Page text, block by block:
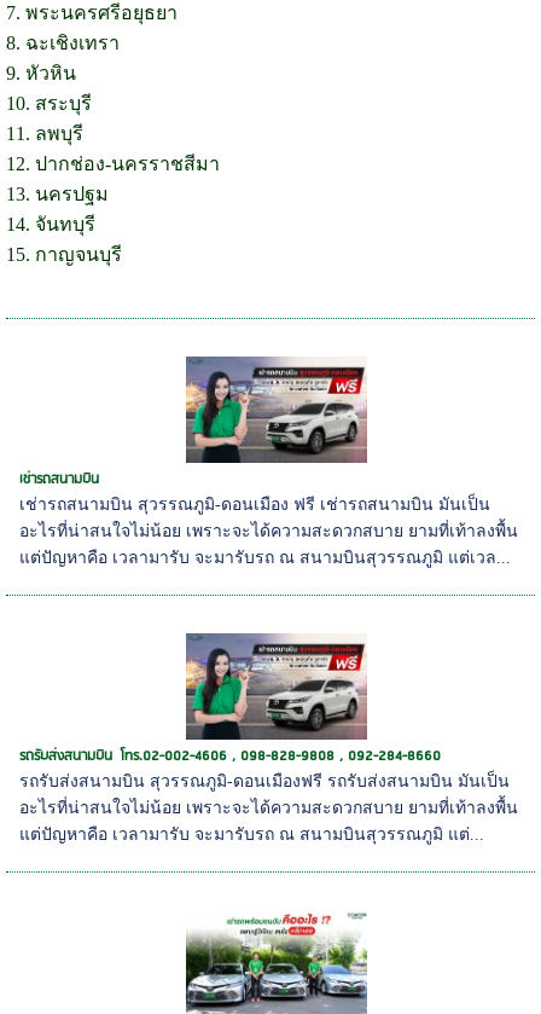
7. พระนครศรีอยุธยา
8. ฉะเชิงเทรา
9. หัวหิน
10. สระบุรี
11. ลพบุรี
12. ปากช่อง-นครราชสีมา
13. นครปฐม
14. จันทบุรี
15. กาญจนบุรี
เช่ารถสนามบิน
เช่ารถสนามบิน สุวรรณภูมิ-ดอนเมือง ฟรี เช่ารถสนามบิน มันเป็น
อะไรที่น่าสนใจไม่น้อย เพราะจะได้ความสะดวกสบาย ยามที่เท้าลงพื้น
แต่ปัญหาคือ เวลามารับ จะมารับรถ ณ สนามบินสุวรรณภูมิ แต่เวล...
รถรับส่งสนามบิน โทร.02-002-4606 , 098-828-9808 , 092-284-8660
รถรับส่งสนามบิน สุวรรณภูมิ-ดอนเมืองฟรี รถรับส่งสนามบิน มันเป็น
อะไรที่น่าสนใจไม่น้อย เพราะจะได้ความสะดวกสบาย ยามที่เท้าลงพื้น
แต่ปัญหาคือ เวลามารับ จะมารับรถ ณ สนามบินสุวรรณภูมิ แต่...